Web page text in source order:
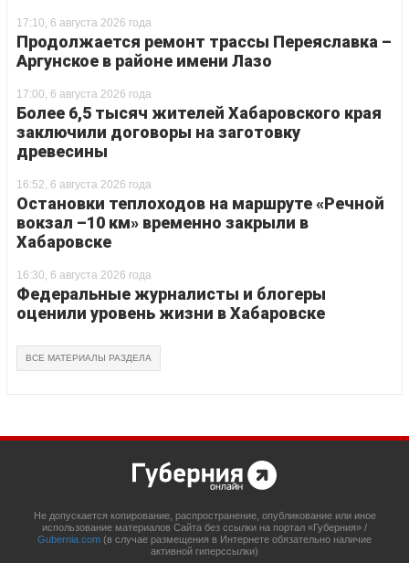
17:10, 6 августа 2026 года
Продолжается ремонт трассы Переяславка –
Аргунское в районе имени Лазо
17:00, 6 августа 2026 года
Более 6,5 тысяч жителей Хабаровского края
заключили договоры на заготовку
древесины
16:52, 6 августа 2026 года
Остановки теплоходов на маршруте «Речной
вокзал –10 км» временно закрыли в
Хабаровске
16:30, 6 августа 2026 года
Федеральные журналисты и блогеры
оценили уровень жизни в Хабаровске
ВСЕ МАТЕРИАЛЫ РАЗДЕЛА
Не допускается копирование, распространение, опубликование или иное
использование материалов Сайта без ссылки на портал «Губерния» /
Gubernia.com (в случае размещения в Интернете обязательно наличие
активной гиперссылки)